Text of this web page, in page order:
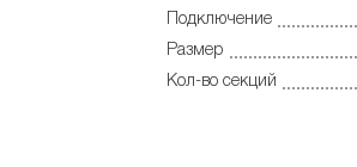
Подключение
Размер
Кол-во секций